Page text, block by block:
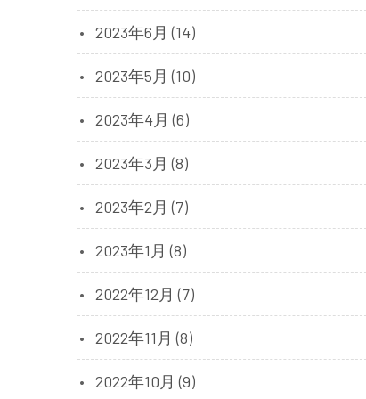
2023年6月 (14)
2023年5月 (10)
2023年4月 (6)
2023年3月 (8)
2023年2月 (7)
2023年1月 (8)
2022年12月 (7)
2022年11月 (8)
2022年10月 (9)